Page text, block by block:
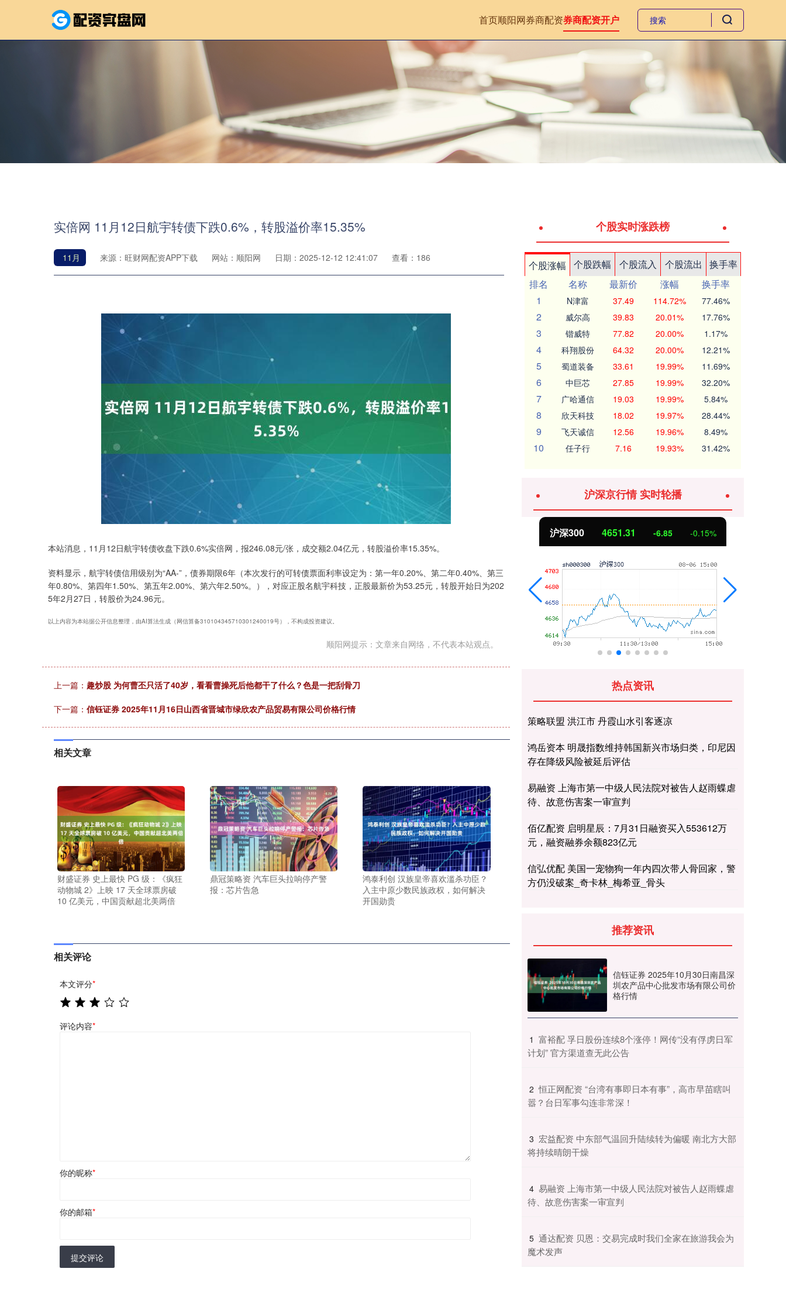
首页顺阳网券商配资券商配资开户
实倍网 11月12日航宇转债下跌0.6%，转股溢价率15.35%
11月 来源：旺财网配资APP下载 网站：顺阳网 日期：2025-12-12 12:41:07 查看：186
本站消息，11月12日航宇转债收盘下跌0.6%实倍网，报246.08元/张，成交额2.04亿元，转股溢价率15.35%。
资料显示，航宇转债信用级别为“AA-”，债券期限6年（本次发行的可转债票面利率设定为：第一年0.20%、第二年0.40%、第三
年0.80%、第四年1.50%、第五年2.00%、第六年2.50%。），对应正股名航宇科技，正股最新价为53.25元，转股开始日为202
5年2月27日，转股价为24.96元。
以上内容为本站据公开信息整理，由AI算法生成（网信算备310104345710301240019号），不构成投资建议。
顺阳网提示：文章来自网络，不代表本站观点。
上一篇： 趣炒股 为何曹丕只活了40岁，看看曹操死后他都干了什么？色是一把刮骨刀
下一篇： 信钰证券 2025年11月16日山西省晋城市绿欣农产品贸易有限公司价格行情
相关文章
财盛证券 史上最快 PG 级：《疯狂
动物城 2》上映 17 天全球票房破
10 亿美元，中国贡献超北美两倍
鼎冠策略资 汽车巨头拉响停产警
报：芯片告急
鸿泰利创 汉族皇帝喜欢滥杀功臣？
入主中原少数民族政权，如何解决
开国勋贵
相关评论
本文评分*
评论内容*
你的昵称*
你的邮箱*
提交评论
个股实时涨跌榜
个股涨幅 个股跌幅 个股流入 个股流出
换手率
排名
名称 最新价 涨幅
换手率
1
N津富 37.49 114.72% 77.46%
2 威尔高 39.83 20.01% 17.76%
3 锴威特 77.82 20.00% 1.17%
4 科翔股份 64.32 20.00% 12.21%
5 蜀道装备 33.61 19.99% 11.69%
6 中巨芯 27.85 19.99% 32.20%
7 广哈通信 19.03 19.99% 5.84%
8 欣天科技 18.02 19.97% 28.44%
9 飞天诚信 12.56 19.96% 8.49%
10 任子行 7.16 19.93% 31.42%
沪深京行情 实时轮播
沪深300 4651.31 -6.85 -0.15%
热点资讯
策略联盟 洪江市 丹霞山水引客逐凉
鸿岳资本 明晟指数维持韩国新兴市场归类，印尼因
存在降级风险被延后评估
易融资 上海市第一中级人民法院对被告人赵雨蝶虐
待、故意伤害案一审宣判
佰亿配资 启明星辰：7月31日融资买入553612万
元，融资融券余额823亿元
信弘优配 美国一宠物狗一年内四次带人骨回家，警
方仍没破案_奇卡林_梅希亚_骨头
推荐资讯
信钰证券 2025年10月30日南昌深
圳农产品中心批发市场有限公司价
格行情
1 ​富裕配 孚日股份连续8个涨停！网传“没有俘虏日军
计划” 官方渠道查无此公告
2 ​恒正网配资 “台湾有事即日本有事”，高市早苗瞎叫
嚣？台日军事勾连非常深！
3 ​宏益配资 中东部气温回升陆续转为偏暖 南北方大部
将持续晴朗干燥
4 ​易融资 上海市第一中级人民法院对被告人赵雨蝶虐
待、故意伤害案一审宣判
5 ​通达配资 贝恩：交易完成时我们全家在旅游我会为
魔术发声